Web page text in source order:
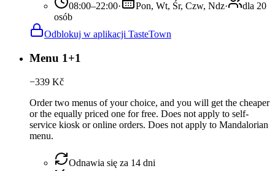
08:00–22:00· Pon, Wt, Śr, Czw, Ndz·
dla 20
osób
Odblokuj w aplikacji TasteTown
Menu 1+1
−339 Kč
Order two menus of your choice, and you will get the cheaper
or the equally priced one for free. Does not apply to self-
service kiosk or online orders. Does not apply to Mandalorian
menu.
Odnawia się za 14 dni